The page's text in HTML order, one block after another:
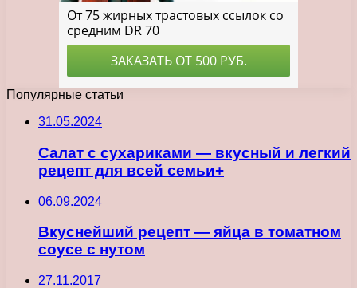
Популярные статьи
31.05.2024
Салат с сухариками — вкусный и легкий
рецепт для всей семьи+
06.09.2024
Вкуснейший рецепт — яйца в томатном
соусе с нутом
27.11.2017